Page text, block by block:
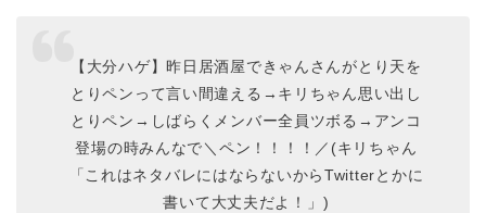
【大分ハゲ】昨日居酒屋できゃんさんがとり天を
とりペンって言い間違える→キリちゃん思い出し
とりペン→しばらくメンバー全員ツボる→アンコ
登場の時みんなで＼ペン！！！！／(キリちゃん
「これはネタバレにはならないからTwitterとかに
書いて大丈夫だよ！」)